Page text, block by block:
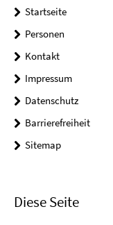
Startseite
Personen
Kontakt
Impressum
Datenschutz
Barrierefreiheit
Sitemap
Diese Seite